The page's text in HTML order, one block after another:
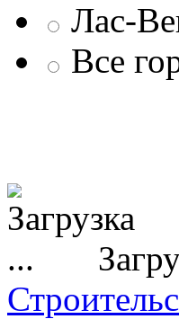
Лас-
Все